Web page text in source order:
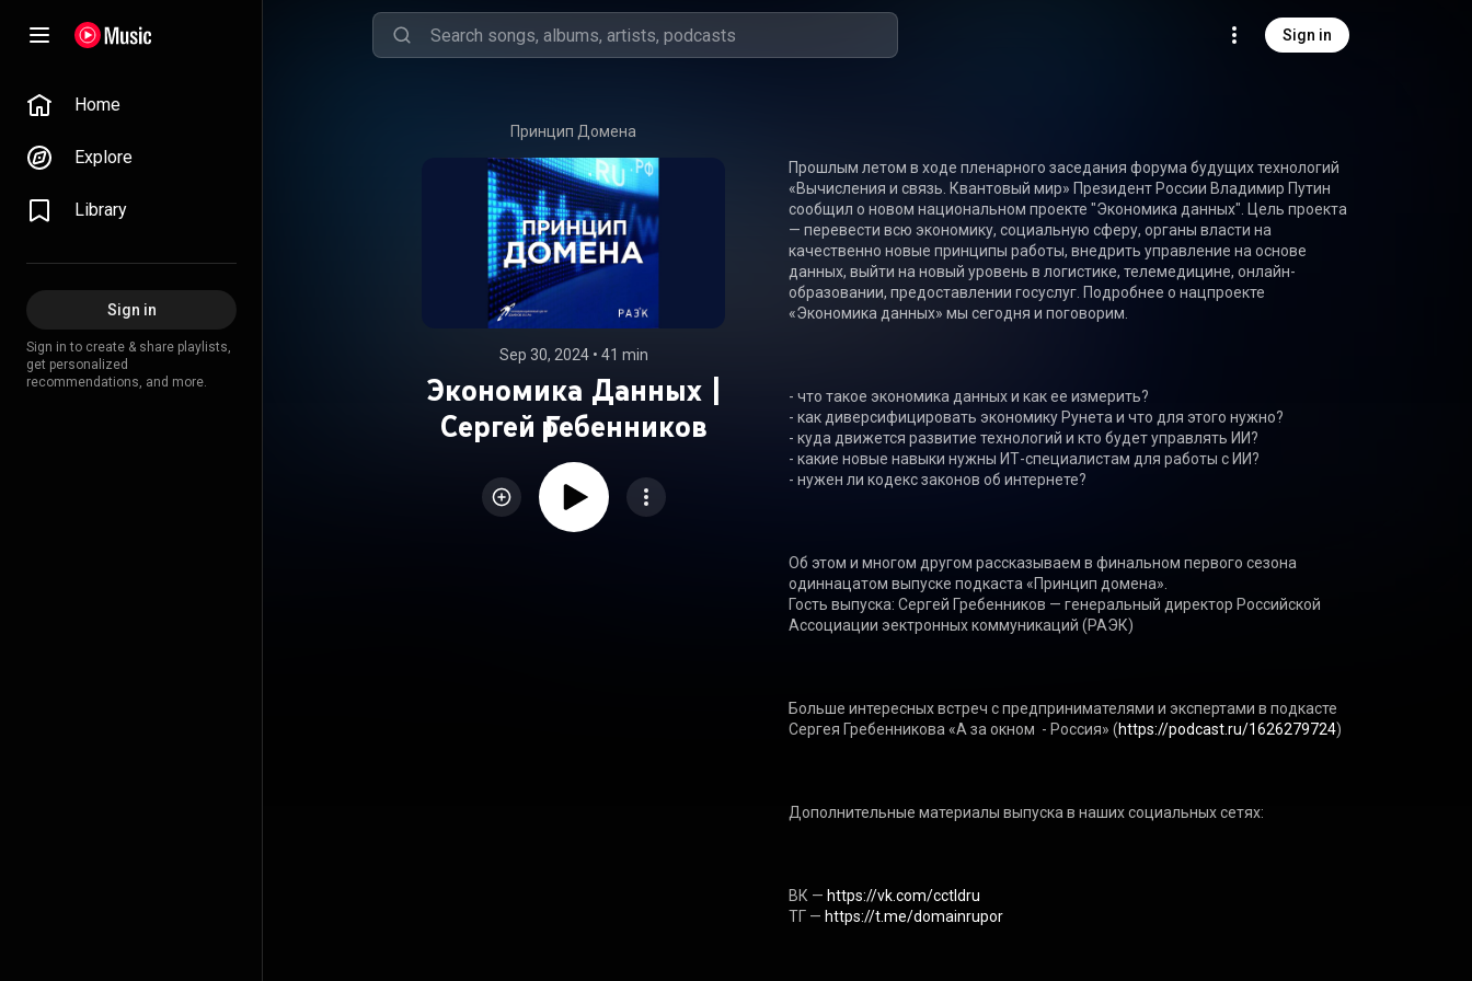
Sign in
Home
Explore
Library
Sign in
Sign in to create & share playlists,
get personalized
recommendations, and more.
Принцип Домена
Sep 30, 2024 • 41 min
Экономика Данных |
Сергей Гребенников
Прошлым летом в ходе пленарного заседания форума будущих технологий
«Вычисления и связь. Квантовый мир» Президент России Владимир Путин
сообщил о новом национальном проекте "Экономика данных". Цель проекта
— перевести всю экономику, социальную сферу, органы власти на
качественно новые принципы работы, внедрить управление на основе
данных, выйти на новый уровень в логистике, телемедицине, онлайн-
образовании, предоставлении госуслуг. Подробнее о нацпроекте
«Экономика данных» мы сегодня и поговорим.
- что такое экономика данных и как ее измерить?
- как диверсифицировать экономику Рунета и что для этого нужно?
- куда движется развитие технологий и кто будет управлять ИИ?
- какие новые навыки нужны ИТ-специалистам для работы с ИИ?
- нужен ли кодекс законов об интернете?
Об этом и многом другом рассказываем в финальном первого сезона
одиннацатом выпуске подкаста «Принцип домена».
Гость выпуска: Сергей Гребенников — генеральный директор Российской
Ассоциации эектронных коммуникаций (РАЭК)
Больше интересных встреч с предпринимателями и экспертами в подкасте
Сергея Гребенникова «А за окном  - Россия» (https://podcast.ru/1626279724)
Дополнительные материалы выпуска в наших социальных сетях:
ВК — https://vk.com/cctldru
ТГ — https://t.me/domainrupor